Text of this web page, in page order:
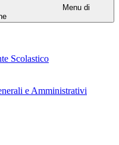
Menu di
Scolastico
e Amministrativi